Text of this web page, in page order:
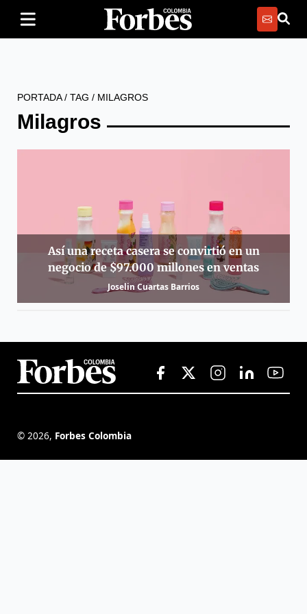
PORTADA/ TAG / MILAGROS
Milagros
Así una receta casera se convirtió en un
negocio de $97.000 millones en ventas
Joselin Cuartas Barrios
© 2026, Forbes Colombia